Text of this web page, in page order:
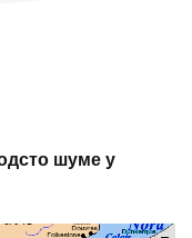
шуме у